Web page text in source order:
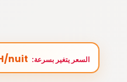
nuit :السعر يتغير بسرعة